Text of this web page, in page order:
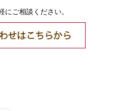
にご相談ください。